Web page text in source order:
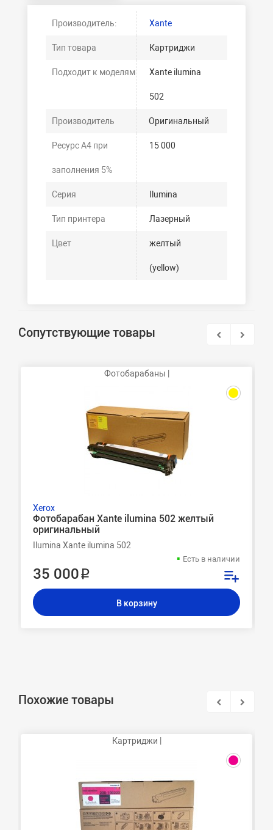
Производитель: Xante
Тип товара Картриджи
Подходит к моделям Xante ilumina
502
Производитель Оригинальный
Ресурс А4 при
заполнения 5%
15 000
Серия Ilumina
Тип принтера Лазерный
Цвет желтый
(yellow)
Сопутствующие товары
Фотобарабаны |
Xerox
Фотобарабан Xante ilumina 502 желтый
оригинальный
Ilumina Xante ilumina 502
Есть в наличии
35 000 ₽
В корзину
Похожие товары
Картриджи |